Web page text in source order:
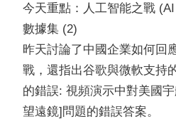
今天重點：人工智能之戰
數據集 (2)
昨天討論了中國企業如何回
戰，還指出谷歌與微軟支持
的錯誤: 視頻演示中對美國
望遠鏡]問題的錯誤答案。